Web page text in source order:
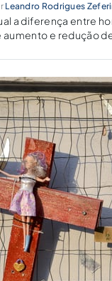
Leandro Rodrigues
a diferença entre
aumento e redução